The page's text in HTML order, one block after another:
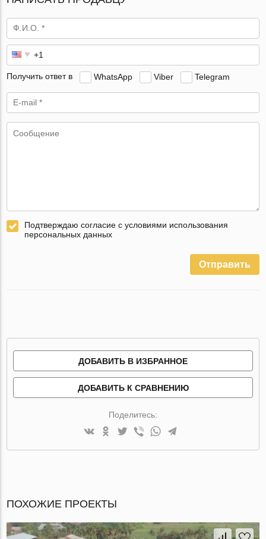
Получить ответ в WhatsApp Viber Telegram
Подтверждаю согласие с условиями использования
персональных данных
Отправить
ДОБАВИТЬ В ИЗБРАННОЕ
ДОБАВИТЬ К СРАВНЕНИЮ
Поделитесь:
ПОХОЖИЕ ПРОЕКТЫ